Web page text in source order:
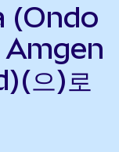
(Ondo
Amgen
으)로